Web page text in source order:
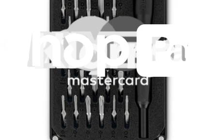
Spedizione rapida
Spedizione entro 24 ore, esclusi fine settimana e festivi.
Compatibilità